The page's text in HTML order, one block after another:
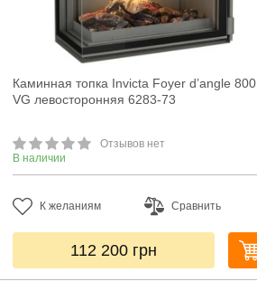
Каминная топка Invicta Foyer d’angle 800
VG левосторонняя 6283-73
Отзывов нет
В наличии
К желаниям Сравнить
112 200 грн